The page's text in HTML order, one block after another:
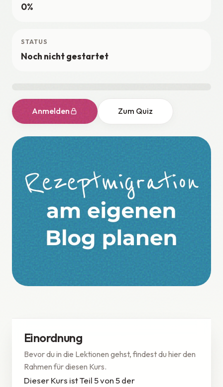
0%
STATUS
Noch nicht gestartet
Anmelden Zum Quiz
Einordnung
Bevor du in die Lektionen gehst, findest du hier den
Rahmen für diesen Kurs.
Dieser Kurs ist Teil 5 von 5 der